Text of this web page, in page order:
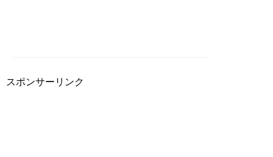
スポンサーリンク